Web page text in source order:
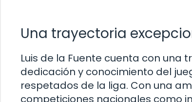
Una trayectoria
Luis de la Fuente cuenta con una
dedicación y conocimiento del
respetados de la liga. Con una
competiciones nacionales como